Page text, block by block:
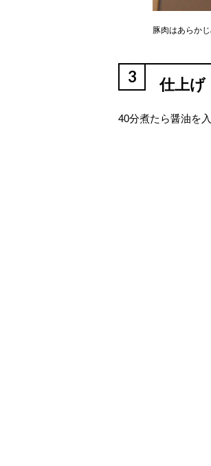
豚肉はあらか
3 仕上げ
40分煮たら醤油を